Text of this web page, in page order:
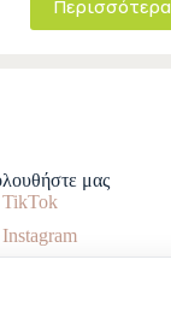
Περισσότερα
μας
TikTok
Instagram